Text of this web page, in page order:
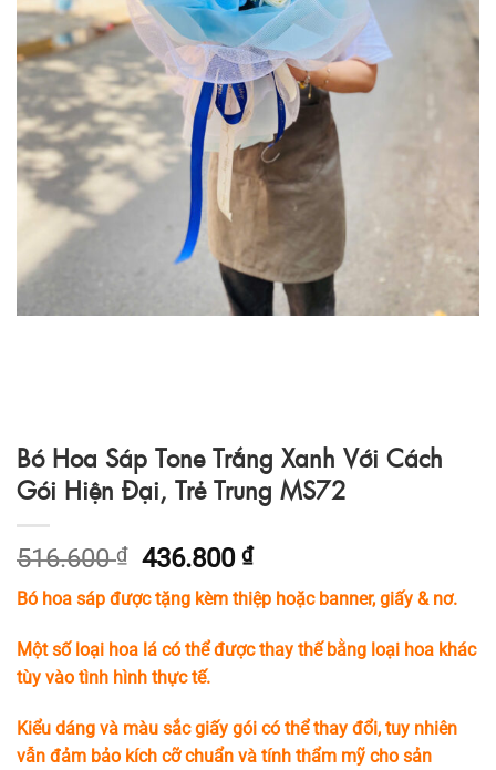
Bó Hoa Sáp Tone Trắng Xanh Với Cách
Gói Hiện Đại, Trẻ Trung MS72
516.600₫
Giá
gốc
là:
516.600 ₫.
436.800₫Giá
hiện
tại
là:
436.800 ₫.
Bó hoa sáp được tặng kèm thiệp hoặc banner, giấy & nơ.
Một số loại hoa lá có thể được thay thế bằng loại hoa khác
tùy vào tình hình thực tế.
Kiểu dáng và màu sắc giấy gói có thể thay đổi, tuy nhiên
vẫn đảm bảo kích cỡ chuẩn và tính thẩm mỹ cho sản